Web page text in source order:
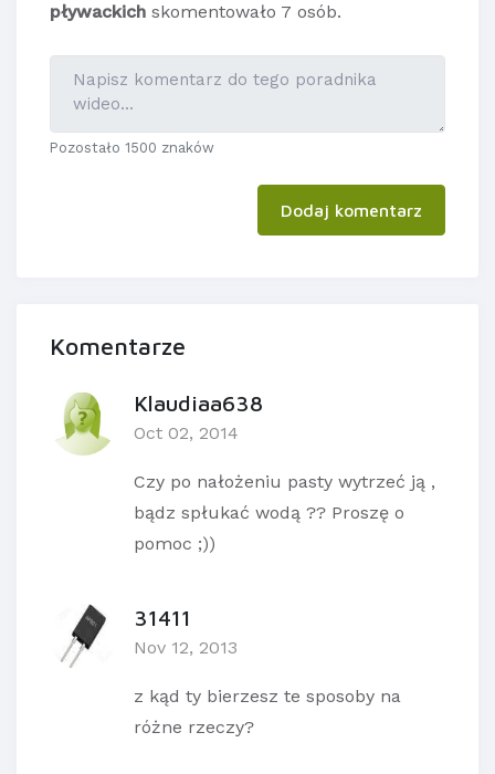
pływackich skomentowało 7 osób.
Pozostało 1500 znaków
Dodaj komentarz
Komentarze
Klaudiaa638
Oct 02, 2014
Czy po nałożeniu pasty wytrzeć ją ,
bądz spłukać wodą ?? Proszę o
pomoc ;))
31411
Nov 12, 2013
z kąd ty bierzesz te sposoby na
różne rzeczy?